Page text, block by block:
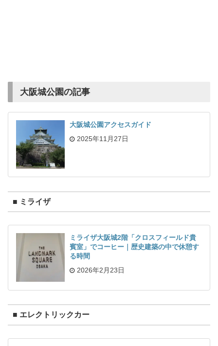
大阪城公園の記事
大阪城公園アクセスガイド
2025年11月27日
■ ミライザ
ミライザ大阪城2階「クロスフィールド貴
賓室」でコーヒー｜歴史建築の中で休憩す
る時間
2026年2月23日
■ エレクトリックカー